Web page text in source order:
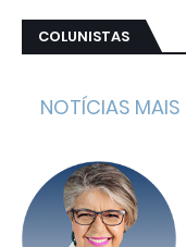
COLUNISTAS
NOTÍCIAS MAIS